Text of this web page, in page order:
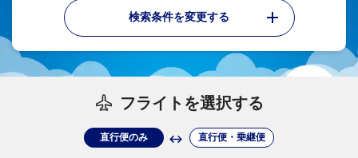
検索条件を変更する
フライトを選択する
直行便のみ 直行便・乗継便